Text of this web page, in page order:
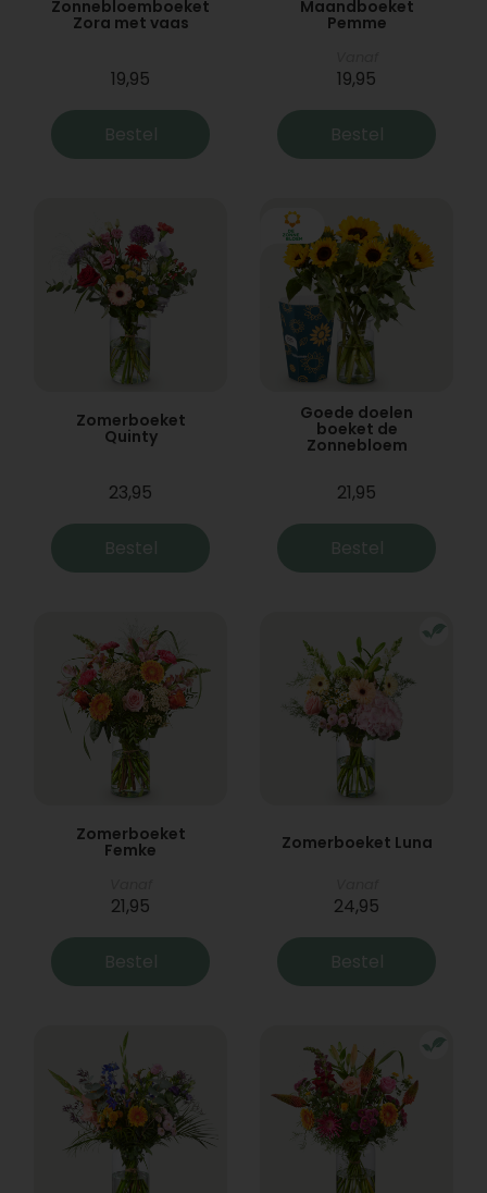
Zonnebloemboeket
Zora met vaas
19,95
Bestel
Maandboeket
Pemme
19,95
Bestel
Zomerboeket
Quinty
23,95
Bestel
Goede doelen
boeket de
Zonnebloem
21,95
Bestel
Zomerboeket
Femke
21,95
Bestel
Zomerboeket Luna
24,95
Bestel